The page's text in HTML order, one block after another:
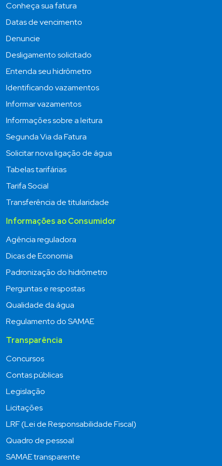
Conheça sua fatura
Datas de vencimento
Denuncie
Desligamento solicitado
Entenda seu hidrômetro
Identificando vazamentos
Informar vazamentos
Informações sobre a leitura
Segunda Via da Fatura
Solicitar nova ligação de água
Tabelas tarifárias
Tarifa Social
Transferência de titularidade
Informações ao Consumidor
Agência reguladora
Dicas de Economia
Padronização do hidrômetro
Perguntas e respostas
Qualidade da água
Regulamento do SAMAE
Transparência
Concursos
Contas públicas
Legislação
Licitações
LRF (Lei de Responsabilidade Fiscal)
Quadro de pessoal
SAMAE transparente